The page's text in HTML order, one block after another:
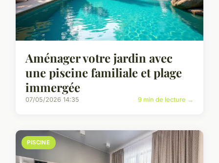
Aménager votre jardin avec
une piscine familiale et plage
immergée
07/05/2026 14:35 9 min de lecture →
PISCINE